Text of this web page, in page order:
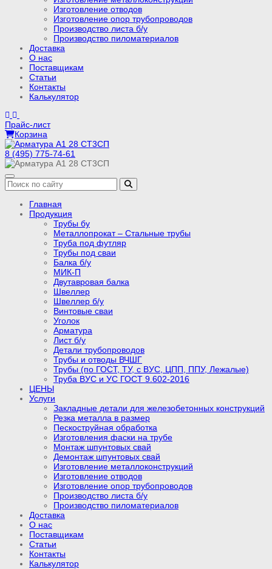
Изготовление отводов
Изготовление опор трубопроводов
Производство листа б/у
Производство пиломатериалов
Доставка
О нас
Поставщикам
Статьи
Контакты
Калькулятор
Прайс-лист
Корзина
8 (495) 775-74-61
Главная
Продукция
Трубы бу
Металлопрокат – Стальные трубы
Труба под футляр
Трубы под сваи
Балка б/у
МИК-П
Двутавровая балка
Швеллер
Швеллер б/у
Винтовые сваи
Уголок
Арматура
Лист б/у
Детали трубопроводов
Трубы и отводы ВЧШГ
Трубы (по ГОСТ, ТУ, с ВУС, ЦПП, ППУ, Лежалые)
Труба ВУС и УС ГОСТ 9.602-2016
ЦЕНЫ
Услуги
Закладные детали для железобетонных конструкций
Резка металла в размер
Пескоструйная обработка
Изготовления фаски на трубе
Монтаж шпунтовых свай
Демонтаж шпунтовых свай
Изготовление металлоконструкций
Изготовление отводов
Изготовление опор трубопроводов
Производство листа б/у
Производство пиломатериалов
Доставка
О нас
Поставщикам
Статьи
Контакты
Калькулятор